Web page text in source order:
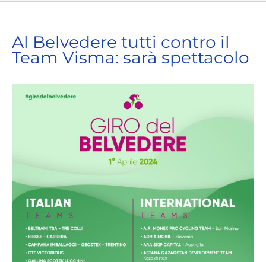
Al Belvedere tutti contro il
Team Visma: sarà spettacolo
Larger